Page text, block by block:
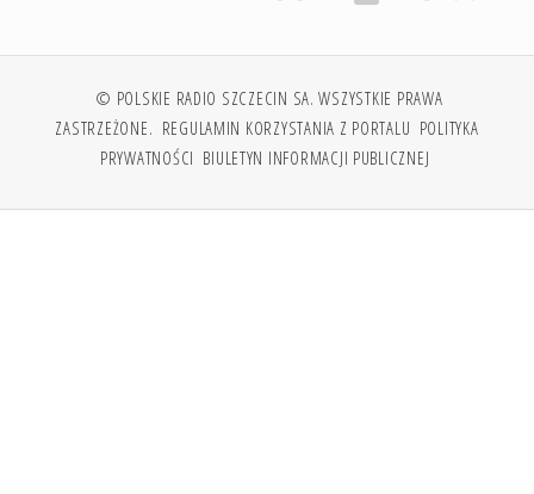
© POLSKIE RADIO SZCZECIN SA. WSZYSTKIE PRAWA
ZASTRZEŻONE. REGULAMIN KORZYSTANIA Z PORTALU POLITYKA
PRYWATNOŚCI BIULETYN INFORMACJI PUBLICZNEJ